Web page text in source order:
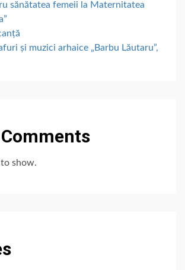
sănătatea femeii la Maternitatea
și muzici arhaice „Barbu Lăutaru”,
show.